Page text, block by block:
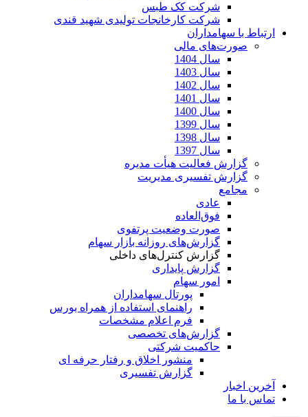
شرکت کک طبس
شرکت کارخانجات تولیدی شهید قندی
ارتباط با سهامداران
صورت‌های مالی
سال 1404
سال 1403
سال 1402
سال 1401
سال 1400
سال 1399
سال 1398
سال 1397
گزارش فعالیت هیأت مدیره
گزارش تفسیری مدیریت
مجامع
عادی
فوق‌العاده
صورت وضعیت پرتفوی
گزارش‌های روزانه بازار سهام
گزارش کنترل‌های داخلی
گزارش پایداری
امور سهام
پورتال سهامداران
راهنمای استفاده از همراه بورس
فرم اعلام مشخصات
گزارش‌های تخصصی
حاکمیت شرکتی
منشور اخلاق و رفتار حرفه­ ای
گزارش تفسیری
آخرین اخبار
تماس با ما